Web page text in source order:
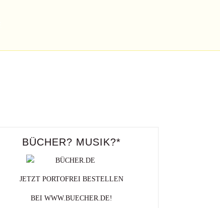
BÜCHER? MUSIK?*
JETZT PORTOFREI BESTELLEN
BEI WWW.BUECHER.DE!